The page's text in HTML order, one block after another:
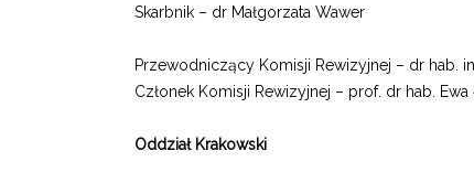
Skarbnik – dr Małgorzata Wawer
Przewodniczący Komisji Rewizyjnej – dr hab.
Członek Komisji Rewizyjnej – prof. dr hab. Ewa
Oddział Krakowski